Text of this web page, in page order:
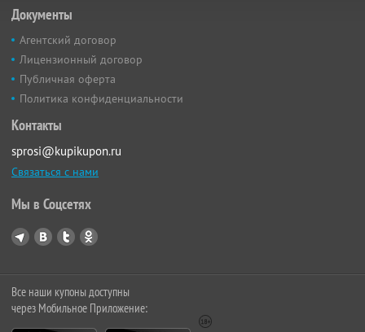
Документы
Агентский договор
Лицензионный договор
Публичная оферта
Политика конфиденциальности
Контакты
sprosi@kupikupon.ru
Связаться с нами
Мы в Соцсетях
Все наши купоны доступны
через Мобильное Приложение: